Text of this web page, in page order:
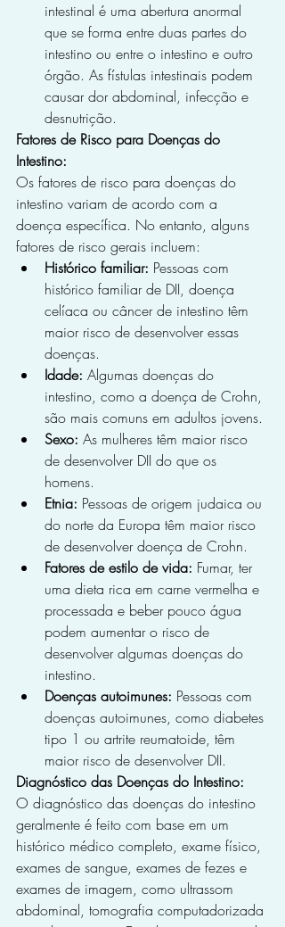
intestinal é uma abertura anormal
que se forma entre duas partes do
intestino ou entre o intestino e outro
órgão. As fístulas intestinais podem
causar dor abdominal, infecção e
desnutrição.
Fatores de Risco para Doenças do
Intestino:
Os fatores de risco para doenças do
intestino variam de acordo com a
doença específica. No entanto, alguns
fatores de risco gerais incluem:
Histórico familiar: Pessoas com
histórico familiar de DII, doença
celíaca ou câncer de intestino têm
maior risco de desenvolver essas
doenças.
Idade: Algumas doenças do
intestino, como a doença de Crohn,
são mais comuns em adultos jovens.
Sexo: As mulheres têm maior risco
de desenvolver DII do que os
homens.
Etnia: Pessoas de origem judaica ou
do norte da Europa têm maior risco
de desenvolver doença de Crohn.
Fatores de estilo de vida: Fumar, ter
uma dieta rica em carne vermelha e
processada e beber pouco água
podem aumentar o risco de
desenvolver algumas doenças do
intestino.
Doenças autoimunes: Pessoas com
doenças autoimunes, como diabetes
tipo 1 ou artrite reumatoide, têm
maior risco de desenvolver DII.
Diagnóstico das Doenças do Intestino:
O diagnóstico das doenças do intestino
geralmente é feito com base em um
histórico médico completo, exame físico,
exames de sangue, exames de fezes e
exames de imagem, como ultrassom
abdominal, tomografia computadorizada